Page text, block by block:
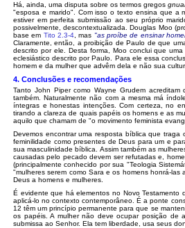
Há, ainda, uma disputa sobre os termos gregos
"esposa e marido". Com isso o texto ensina que a
estiver em perfeita submissão ao seu próprio
possivelmente, descontextualizada. Douglas Moo
base em Tito 2.3-4, mas "as proíbe de ensinar
Claramente, então, a proibição de Paulo de que
descrito por ele. Desta forma, Moo conclui que
eclesiástico descrito por Paulo. Para ele essa
homem e da mulher que advêm dela e não sua
4. Conclusões e recomendações
Tanto John Piper como Wayne Grudem
também. Naturalmente não com a mesma má
íntegras e honestas intenções. Com certeza, no
tirando a clareza de quais papéis os homens e as
aquilo que chamam de "o movimento feminista
Devemos encontrar uma resposta bíblica que
feminilidade como presentes de Deus para um e
sua masculinidade bíblica. Assim também as
causadas pelo pecado devem ser refutadas e,
(principalmente conhecido por sua "Teologia
"mulheres serem como Sara e os homens honrá-
Deus a homens e mulheres.
É evidente que há elementos no Novo
aplicá-lo no contexto contemporâneo. É a ponte
12 têm um princípio permanente para que se
os papéis. A mulher não deve ocupar posição de
submissa ao Senhor. Ela tem liberdade, usa seus